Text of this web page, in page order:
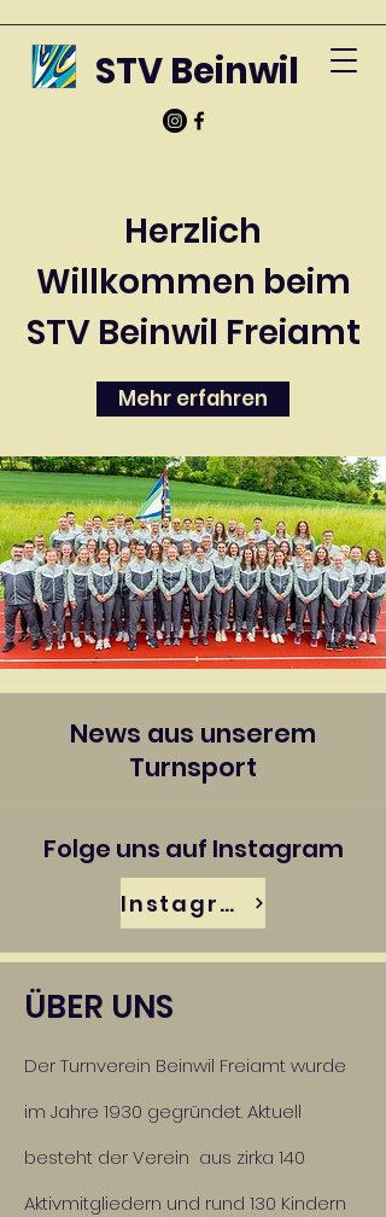
STV Beinwil
Herzlich
Willkommen beim
STV Beinwil Freiamt
Mehr erfahren
News aus unserem
Turnsport
Folge uns auf Instagram
Instagram
ÜBER UNS
Der Turnverein Beinwil Freiamt wurde
im Jahre 1930 gegründet. Aktuell
besteht der Verein aus zirka 140
Aktivmitgliedern und rund 130 Kindern